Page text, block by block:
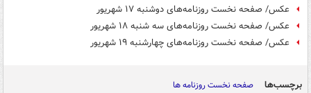
عکس/ صفحه نخست روزنامه‌های دوشنبه ۱۷ شهریور
عکس/ صفحه نخست روزنامه‌های سه شنبه ۱۸ شهریور
عکس/ صفحه نخست روزنامه‌های چهارشنبه ۱۹ شهریور
برچسب‌ها صفحه نخست روزنامه ها